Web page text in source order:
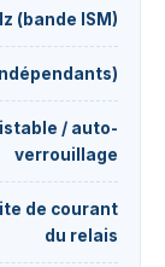
(bande ISM)
/ auto-
verrouillage
de courant
du relais